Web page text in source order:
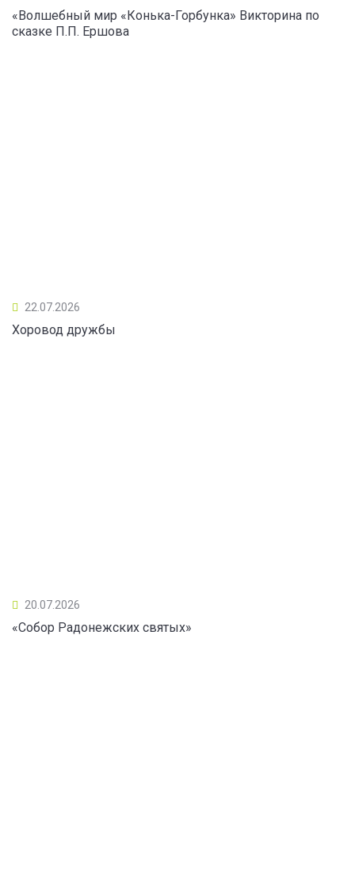
«Волшебный мир «Конька-Горбунка» Викторина по
сказке П.П. Ершова
22.07.2026
Хоровод дружбы
20.07.2026
«Собор Радонежских святых»